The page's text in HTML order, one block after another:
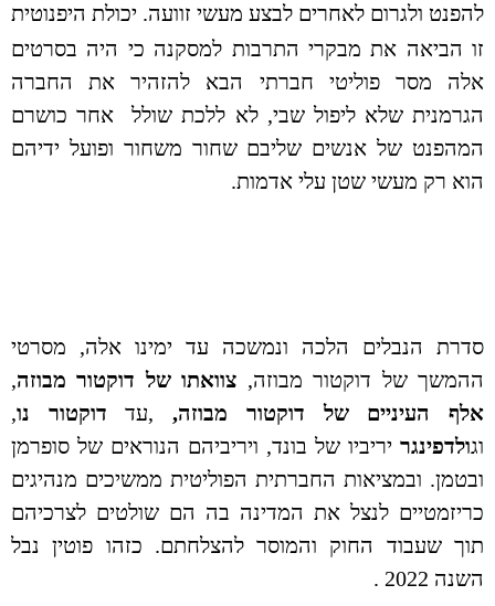
להפנט ולגרום לאחרים לבצע מעשי זוועה. יכולת היפנוטית
זו הביאה את מבקרי התרבות למסקנה כי היה בסרטים
אלה מסר פוליטי חברתי הבא להזהיר את החברה
הגרמנית שלא ליפול שבי, לא ללכת שולל אחר כושרם
המהפנט של אנשים שליבם שחור משחור ופועל ידיהם
הוא רק מעשי שטן עלי אדמות.
סדרת הנבלים הלכה ונמשכה עד ימינו אלה, מסרטי
ההמשך של דוקטור מבוזה, צוואתו של דוקטור מבוזה,
אלף העיניים של דוקטור מבוזה,
,עד דוקטור נו,
וגולדפינגר יריביו של בונד, ויריביהם הנוראים של סופרמן
ובטמן. ובמציאות החברתית הפוליטית ממשיכים מנהיגים
כריזמטיים לנצל את המדינה בה הם שולטים לצרכיהם
תוך שעבוד החוק והמוסר להצלחתם. כזהו פוטין נבל
השנה 2022 .